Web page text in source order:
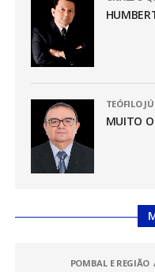
TEÓFILO
MUITO
POMBAL E REGIÃO